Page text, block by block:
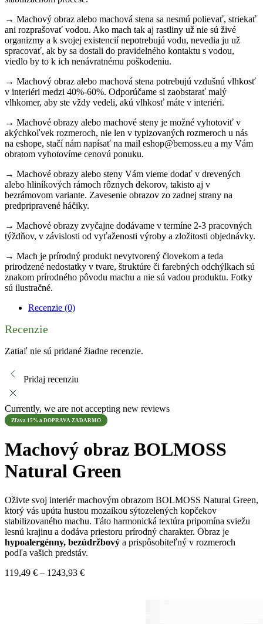
→ Machový obraz alebo machová stena sa nesmú polievať, striekať
ani rozprašovať vodou. Ako mach tak aj rastliny už nie sú živé
organizmy a k svojej existencií nepotrebujú vodu, nevedia ju už
spracovať, ak by sa dostali do pravidelného kontaktu s vodou,
viedlo by to k ich nenávratnému poškodeniu.
→ Machový obraz alebo machová stena potrebujú vzdušnú vlhkosť
v interiéri medzi 40%-60%. Odporúčame si zaobstarať malý
vlhkomer, aby ste vždy vedeli, akú vlhkosť máte v interiéri.
→ Machové obrazy alebo machové steny je možné vyhotoviť v
akýchkoľvek rozmeroch, nie len v typizovaných rozmeroch u nás
na eshope, stačí nám napísať na mail eshop@bemoss.eu a my Vám
obratom vyhotovíme cenovú ponuku.
→ Machové obrazy alebo steny Vám vieme dodať v drevených
alebo hliníkových rámoch rôznych dekorov, takisto aj v
bezrámovom variante. Zavesenie obrazov zo zadnej strany na
predpripravené háčiky.
→ Machové obrazy zvyčajne dodávame v termíne 2-3 pracovných
týždňov, v závislosti od vyťaženosti výroby a zložitosti objednávky.
→ Mach je prírodný produkt nevytvorený človekom a teda
prirodzené nedostatky v tvare, štruktúre či farebných odchýlkach sú
znakom prírodného pôvodu machu a nie sú vadou produktu. Fotky
sú ilustračné.
Recenzie (0)
Recenzie
Zatiaľ nie sú pridané žiadne recenzie.
Pridaj recenziu
Currently, we are not accepting new reviews
Zľava 15% a DOPRAVA ZADARMO
Machový obraz BOLMOSS
Natural Green
Oživte svoj interiér machovým obrazom BOLMOSS Natural Green,
ktorý vás upúta hustou mozaikou sýtozelených kopčekov
stabilizovaného machu. Táto harmonická textúra pripomína sviežu
lesnú krajinu a dodáva priestoru prírodný charakter. Obraz je
hypoalergénny, bezúdržbový a prispôsobiteľný v rozmeroch
podľa vašich predstáv.
119,49 € – 1243,93 €Price